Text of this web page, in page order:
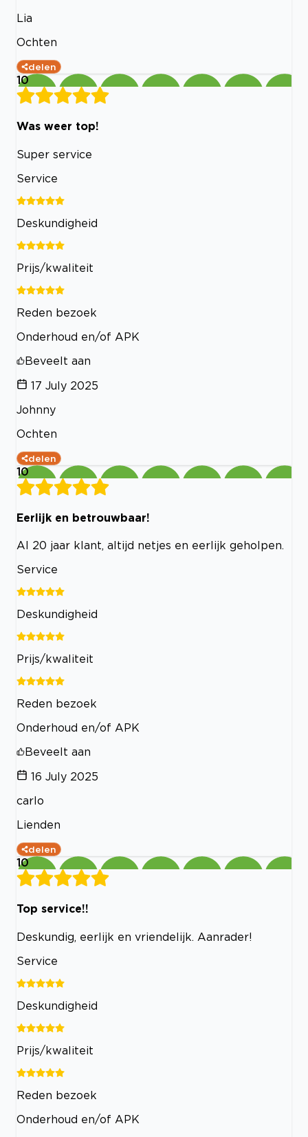
Lia
Ochten
delen
10
Was weer top!
Super service
Service
Deskundigheid
Prijs/kwaliteit
Reden bezoek
Onderhoud en/of APK
Beveelt aan
17 July 2025
Johnny
Ochten
delen
10
Eerlijk en betrouwbaar!
Al 20 jaar klant, altijd netjes en eerlijk geholpen.
Service
Deskundigheid
Prijs/kwaliteit
Reden bezoek
Onderhoud en/of APK
Beveelt aan
16 July 2025
carlo
Lienden
delen
10
Top service!!
Deskundig, eerlijk en vriendelijk. Aanrader!
Service
Deskundigheid
Prijs/kwaliteit
Reden bezoek
Onderhoud en/of APK